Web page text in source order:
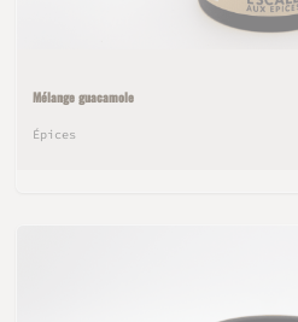
Mélange guacamole
Épices